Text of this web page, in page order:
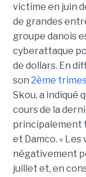
victime en juin
de grandes
groupe danois
cyberattaque
de dollars. En
son 2ème
Skou, a indiqué
cours de la
principalement
et Damco. «
négativement
juillet et, en